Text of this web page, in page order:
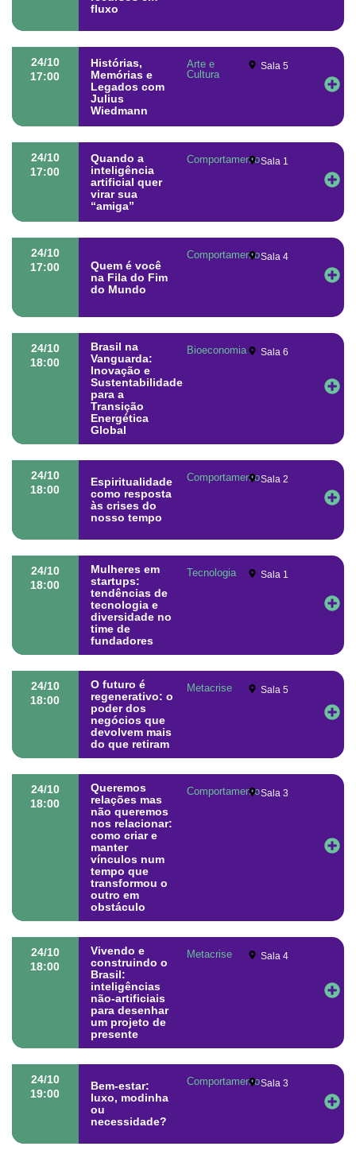
fluxo
24/10
17:00
Histórias,
Memórias e
Legados com
Julius
Wiedmann
Arte e
Cultura
Sala 5
24/10
17:00
Quando a
inteligência
artificial quer
virar sua
“amiga”
ComportamentoSala 1
24/10
17:00
Quem é você
na Fila do Fim
do Mundo
ComportamentoSala 4
24/10
18:00
Brasil na
Vanguarda:
Inovação e
Sustentabilidade
para a
Transição
Energética
Global
Bioeconomia Sala 6
24/10
18:00
Espiritualidade
como resposta
às crises do
nosso tempo
ComportamentoSala 2
24/10
18:00
Mulheres em
startups:
tendências de
tecnologia e
diversidade no
time de
fundadores
Tecnologia Sala 1
24/10
18:00
O futuro é
regenerativo: o
poder dos
negócios que
devolvem mais
do que retiram
Metacrise Sala 5
24/10
18:00
Queremos
relações mas
não queremos
nos relacionar:
como criar e
manter
vínculos num
tempo que
transformou o
outro em
obstáculo
ComportamentoSala 3
24/10
18:00
Vivendo e
construindo o
Brasil:
inteligências
não-artificiais
para desenhar
um projeto de
presente
Metacrise Sala 4
24/10
19:00
Bem-estar:
luxo, modinha
ou
necessidade?
ComportamentoSala 3